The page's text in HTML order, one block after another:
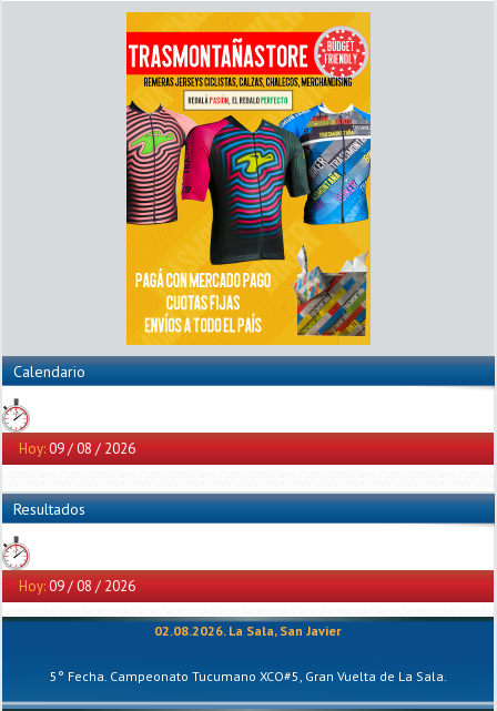
Calendario
Hoy:09 / 08 / 2026
Resultados
Hoy:09 / 08 / 2026
02.08.2026. La Sala, San Javier
5° Fecha. Campeonato Tucumano XCO#5, Gran Vuelta de La Sala.